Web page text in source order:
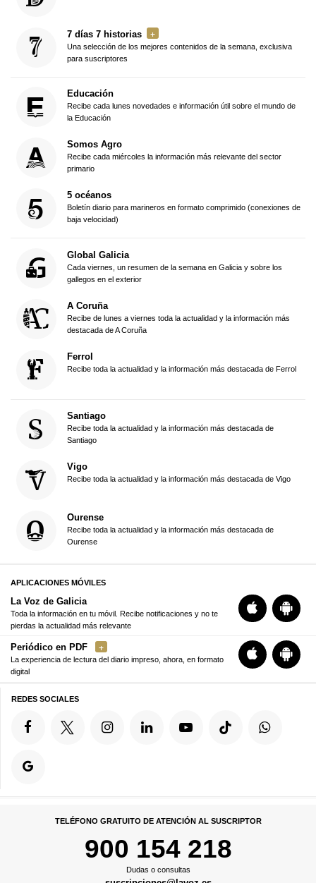
7 días 7 historias
Una selección de los mejores contenidos de la semana, exclusiva
para suscriptores
Educación
Recibe cada lunes novedades e información útil sobre el mundo de
la Educación
Somos Agro
Recibe cada miércoles la información más relevante del sector
primario
5 océanos
Boletín diario para marineros en formato comprimido (conexiones de
baja velocidad)
Global Galicia
Cada viernes, un resumen de la semana en Galicia y sobre los
gallegos en el exterior
A Coruña
Recibe de lunes a viernes toda la actualidad y la información más
destacada de A Coruña
Ferrol
Recibe toda la actualidad y la información más destacada de Ferrol
Santiago
Recibe toda la actualidad y la información más destacada de
Santiago
Vigo
Recibe toda la actualidad y la información más destacada de Vigo
Ourense
Recibe toda la actualidad y la información más destacada de
Ourense
APLICACIONES MÓVILES
La Voz de Galicia
Toda la información en tu móvil. Recibe notificaciones y no te
pierdas la actualidad más relevante
Periódico en PDF
La experiencia de lectura del diario impreso, ahora, en formato
digital
REDES SOCIALES
TELÉFONO GRATUITO DE ATENCIÓN AL SUSCRIPTOR
900 154 218
Dudas o consultas